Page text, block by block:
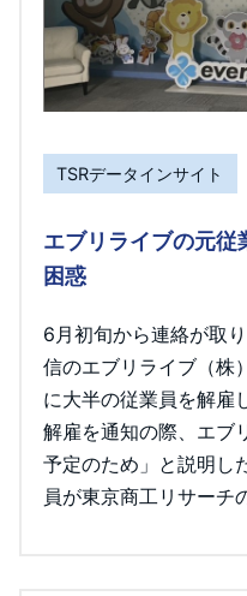
TSRデータインサイト
エブリライブの元従
困惑
6月初旬から連絡が取
信のエブリライブ（株
に大半の従業員を解
解雇を通知の際、エブ
予定のため」と説明し
員が東京商工リサーチ